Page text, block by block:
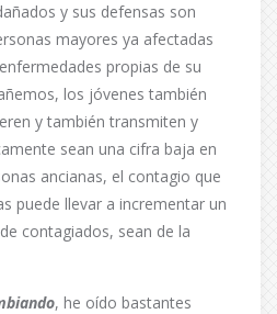
y sus defensas son
mayores ya afectadas
propias de su
los jóvenes también
y también transmiten y
sean una cifra baja en
ancianas, el contagio que
puede llevar a incrementar un
contagiados, sean de la
, he oído bastantes